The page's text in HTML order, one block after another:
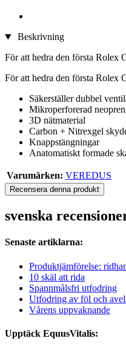
Beskrivning
För att hedra den första Rolex
För att hedra den första Rolex
Säkerställer dubbel
Mikroperforerad
3D nätmaterial
Carbon + Nitrexgel
Knappstängningar
Anatomatiskt formade
Varumärken: VEREDUS
Recensera denna produkt
svenska
Senaste artiklarna:
Produktjämförelse:
10 skäl att rida
Spannmålsfri utfodring
Utfodring av föl och
Vårens uppvaknande
Upptäck EquusVitalis: